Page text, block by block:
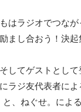
はラジオでつな
まし合おう！決
してゲストとし
ラジ友代表者に
、ねぐせ。によ